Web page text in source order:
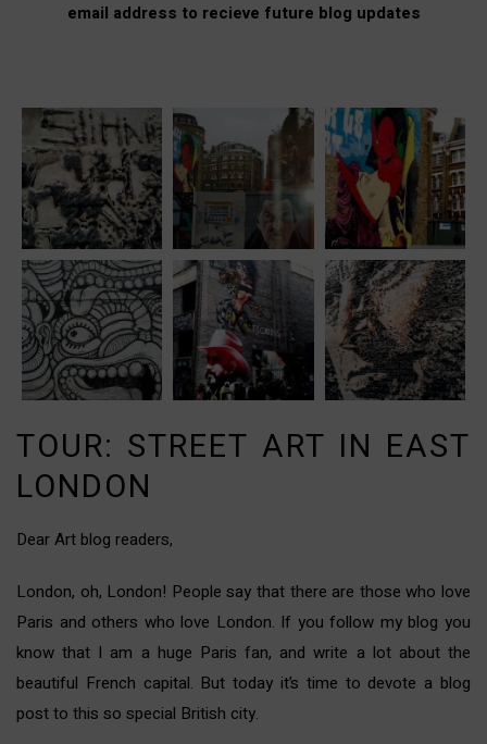
email address to recieve future blog updates
TOUR: STREET ART IN EAST
LONDON
Dear Art blog readers,
London, oh, London! People say that there are those who love
Paris and others who love London. If you follow my blog you
know that I am a huge Paris fan, and write a lot about the
beautiful French capital. But today it’s time to devote a blog
post to this so special British city.